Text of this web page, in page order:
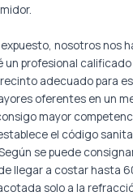
nosotros nos
un profesional
adecuado para
oferentes en un
mayor
el código
se puede
llegar a costar hasta
solo a la